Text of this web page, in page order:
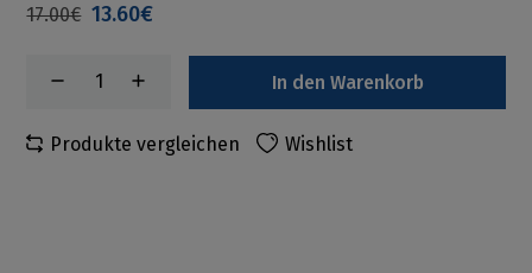
17.00€ 13.60€
In den Warenkorb
Produkte vergleichen Wishlist